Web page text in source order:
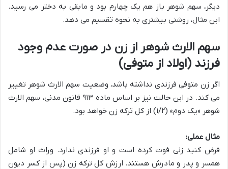
دیگر، سهم شوهر باز هم یک چهارم بود و مابقی به دختر می رسید.
این مثال، روشنی بیشتری به نحوه تقسیم می دهد.
سهم الارث شوهر از زن در صورت عدم وجود
فرزند (اولاد از متوفی)
اگر زن متوفی فرزندی نداشته باشد، وضعیت سهم الارث شوهر تغییر
می کند. در این حالت نیز بر اساس ماده ۹۱۳ قانون مدنی، سهم الارث
شوهر «یک دوم» (۱/۲) از کل ترکه زن خواهد بود.
مثال عملی:
فرض کنید زنی فوت کرده است و او فرزندی ندارد. وراث او شامل
همسر و پدر و مادرش هستند. ارزش کل ترکه زن (پس از کسر دیون